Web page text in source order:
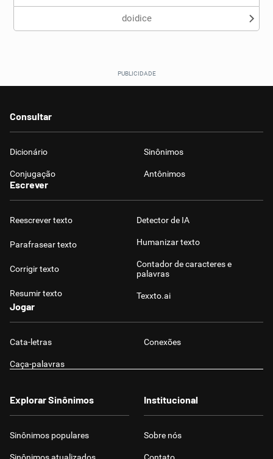
doidice
Consultar
Dicionário Sinônimos
Conjugação Antônimos
Escrever
Reescrever texto
Parafrasear texto
Corrigir texto
Resumir texto
Detector de IA
Humanizar texto
Contador de caracteres e
palavras
Texxto.ai
Jogar
Cata-letras Conexões
Caça-palavras
Explorar Sinônimos
Sinônimos populares
Institucional
Sobre nós